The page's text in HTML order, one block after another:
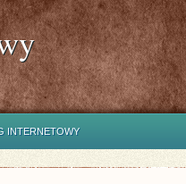
INTERNETOWY